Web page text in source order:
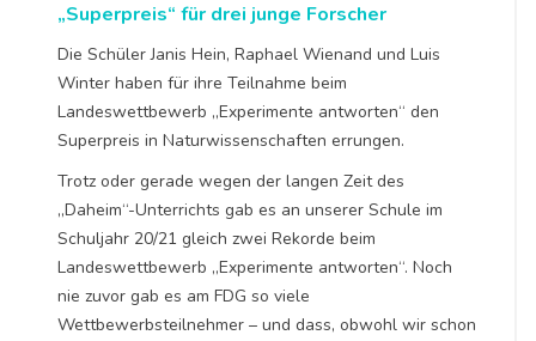
„Superpreis“ für drei junge Forscher
Die Schüler Janis Hein, Raphael Wienand und Luis
Winter haben für ihre Teilnahme beim
Landeswettbewerb „Experimente antworten“ den
Superpreis in Naturwissenschaften errungen.
Trotz oder gerade wegen der langen Zeit des
„Daheim“-Unterrichts gab es an unserer Schule im
Schuljahr 20/21 gleich zwei Rekorde beim
Landeswettbewerb „Experimente antworten“. Noch
nie zuvor gab es am FDG so viele
Wettbewerbsteilnehmer – und dass, obwohl wir schon